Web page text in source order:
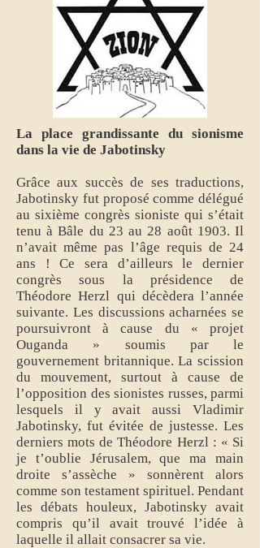
La place grandissante du sionisme
dans la vie de Jabotinsky
Grâce aux succès de ses traductions,
Jabotinsky fut proposé comme délégué
au sixième congrès sioniste qui s’était
tenu à Bâle du 23 au 28 août 1903. Il
n’avait même pas l’âge requis de 24
ans ! Ce sera d’ailleurs le dernier
congrès sous la présidence de
Théodore Herzl qui décèdera l’année
suivante. Les discussions acharnées se
poursuivront à cause du « projet
Ouganda » soumis par le
gouvernement britannique. La scission
du mouvement, surtout à cause de
l’opposition des sionistes russes, parmi
lesquels il y avait aussi Vladimir
Jabotinsky, fut évitée de justesse. Les
derniers mots de Théodore Herzl : « Si
je t’oublie Jérusalem, que ma main
droite s’assèche » sonnèrent alors
comme son testament spirituel. Pendant
les débats houleux, Jabotinsky avait
compris qu’il avait trouvé l’idée à
laquelle il allait consacrer sa vie.